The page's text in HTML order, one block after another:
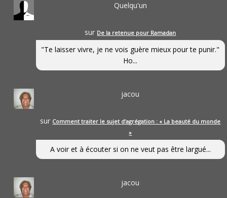
Quelqu'un
sur De la retenue pour Ramadan
"Te laisser vivre, je ne vois guère mieux pour te punir."
Ho...
jacou
sur Comment traiter le sujet d’agrégation : « La beauté du monde
»
A voir et à écouter si on ne veut pas être largué...
jacou